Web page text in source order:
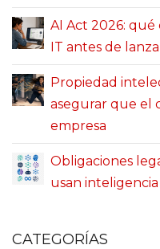
AI Act 2026:
IT antes de
Propiedad
asegurar que el
empresa
Obligaciones
usan inteligencia
CATEGORÍAS